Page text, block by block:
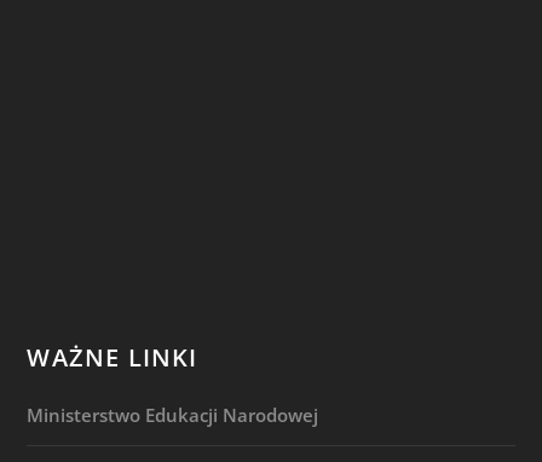
WAŻNE LINKI
Ministerstwo Edukacji Narodowej